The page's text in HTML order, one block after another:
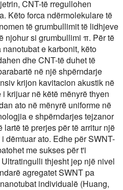
CNT-të rregullohen
Këto forca ndërmolekulare të
të grumbullimit të lidhjeve
njohur si grumbullimi π. Për të
e karbonit, këto
dhe CNT-të duhet të
në një shpërndarje
krijon kavitacion akustik në
krijuar në këtë mënyrë thyen
ato në mënyrë uniforme në
e shpërndarjes tejzanor
të prerjes për të arritur një
dëmtuar ato. Edhe për SWNT-
me sukses për t'i
thjesht jep një nivel
agregatet SWNT pa
individualë (Huang,